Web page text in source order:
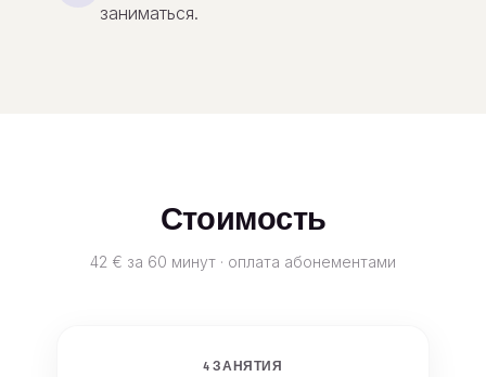
заниматься.
Стоимость
42 € за 60 минут · оплата абонементами
4 ЗАНЯТИЯ